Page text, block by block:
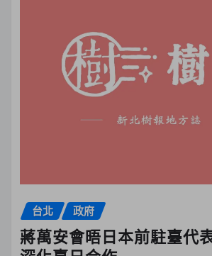
台北 政府
蔣萬安會晤日本前駐臺